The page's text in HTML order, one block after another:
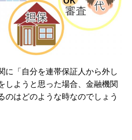
に「自分を連帯保証人から外し
しようと思った場合、金融機関
のはどのような時なのでしょう